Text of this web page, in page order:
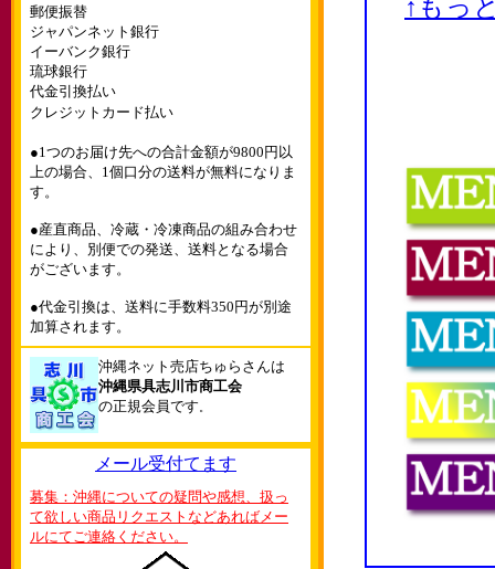
郵便振替
ジャパンネット銀行
イーバンク銀行
琉球銀行
代金引換払い
クレジットカード払い
●1つのお届け先への合計金額が9800円以
上の場合、1個口分の送料が無料になりま
す。
●産直商品、冷蔵・冷凍商品の組み合わせ
により、別便での発送、送料となる場合
がございます。
●代金引換は、送料に手数料350円が別途
加算されます。
沖縄ネット売店ちゅらさんは
沖縄県具志川市商工会
の正規会員です。
メール受付てます
募集：沖縄についての疑問や感想、扱っ
て欲しい商品リクエストなどあればメー
ルにてご連絡ください。
↑もっ